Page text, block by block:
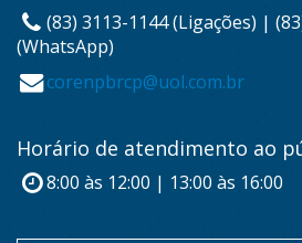
(83) 3113-1144 (Ligações) |
(WhatsApp)
corenpbrcp@uol.com.br
Horário de atendimento ao
8:00 às 12:00 | 13:00 às 16:00